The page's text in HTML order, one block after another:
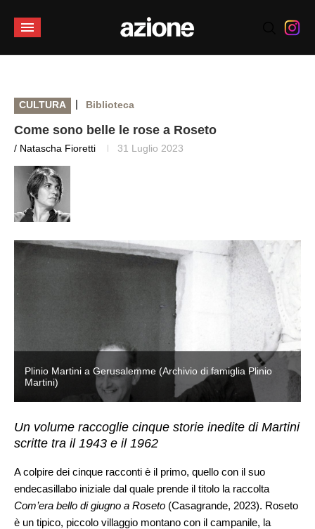
CULTURA | Biblioteca
Come sono belle le rose a Roseto
/ Natascha Fioretti 31 Luglio 2023
Plinio Martini a Gerusalemme (Archivio di famiglia Plinio
Martini)
Un volume raccoglie cinque storie inedite di Martini
scritte tra il 1943 e il 1962
A colpire dei cinque racconti è il primo, quello con il suo
endecasillabo iniziale dal quale prende il titolo la raccolta
Com’era bello di giugno a Roseto (Casagrande, 2023). Roseto
è un tipico, piccolo villaggio montano con il campanile, la